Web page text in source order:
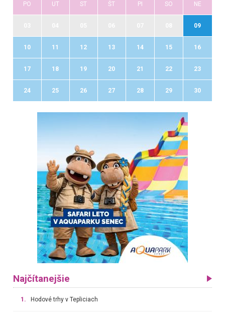
PO UT ST ŠT PI SO NE
09
10 11 12 13 14 15 16
17 18 19 20 21 22 23
24 25 26 27 28 29 30
Najčítanejšie
1. Hodové trhy v Tepliciach